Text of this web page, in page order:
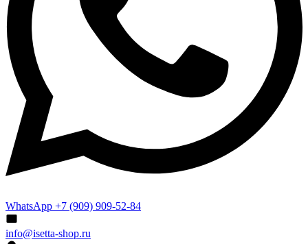
WhatsApp +7 (909) 909-52-84
info@isetta-shop.ru